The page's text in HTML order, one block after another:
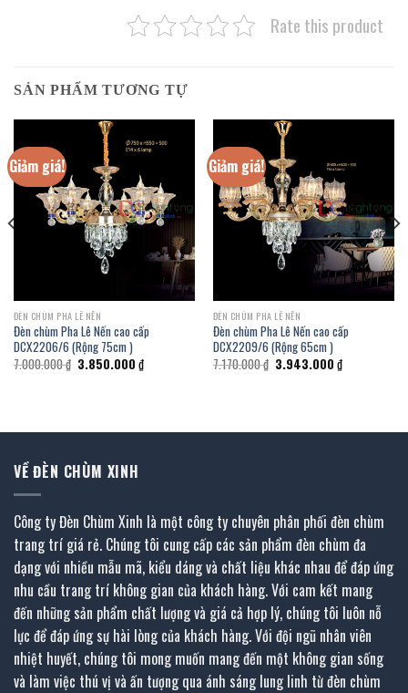
Rate this product
SẢN PHẨM TƯƠNG TỰ
Giảm giá!
ĐÈN CHÙM PHA LÊ NẾN
Đèn chùm Pha Lê Nến cao cấp
DCX2206/6 (Rộng 75cm )
7.000.000₫ Giá
gốc
3.850.000 ₫Giá
hiện
Giảm giá!
ĐÈN CHÙM PHA LÊ NẾN
Đèn chùm Pha Lê Nến cao cấp
DCX2209/6 (Rộng 65cm )
7.170.000₫ Giá
gốc
3.943.000 ₫Giá
hiện
VỀ ĐÈN CHÙM XINH
Công ty Đèn Chùm Xinh là một công ty chuyên phân phối đèn chùm
trang trí giá rẻ. Chúng tôi cung cấp các sản phẩm đèn chùm đa
dạng với nhiều mẫu mã, kiểu dáng và chất liệu khác nhau để đáp ứng
nhu cầu trang trí không gian của khách hàng. Với cam kết mang
đến những sản phẩm chất lượng và giá cả hợp lý, chúng tôi luôn nỗ
lực để đáp ứng sự hài lòng của khách hàng. Với đội ngũ nhân viên
nhiệt huyết, chúng tôi mong muốn mang đến một không gian sống
và làm việc thú vị và ấn tượng qua ánh sáng lung linh từ đèn chùm